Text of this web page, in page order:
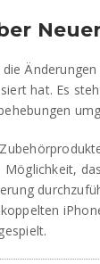
hat. Es